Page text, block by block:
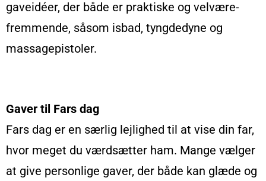
gaveidéer, der både er praktiske og velvære-
fremmende, såsom isbad, tyngdedyne og
massagepistoler.
Gaver til Fars dag
Fars dag er en særlig lejlighed til at vise din far,
hvor meget du værdsætter ham. Mange vælger
at give personlige gaver, der både kan glæde og